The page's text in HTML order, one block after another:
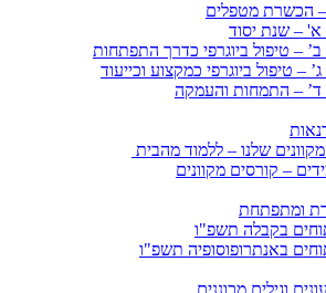
– הכשרת מטפלים
– שנת יסוד
– טיפול ביוגרפי כדרך התפתחות
– טיפול ביוגרפי כמקצוע וכייעוד
ד’ – התמחות והעמקה
שלנו – ללמוד מהבית
– קורסים מקוונים
ומתפתחת
בקבלה תשפ"ו
באנתרופוסופיה תשפ"ו